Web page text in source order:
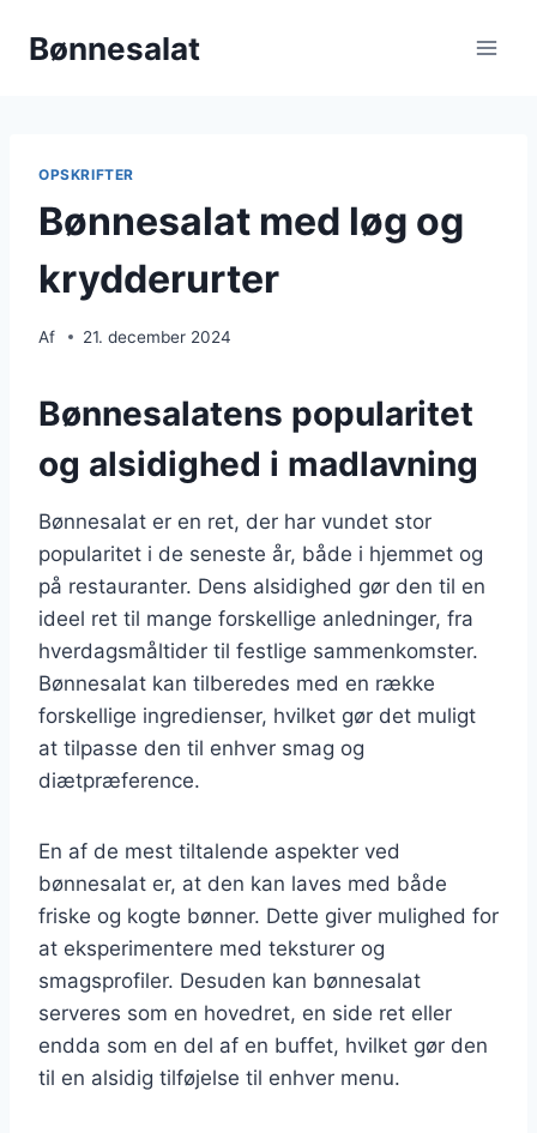
Bønnesalat
OPSKRIFTER
Bønnesalat med løg og
krydderurter
Af 21. december 2024
Bønnesalatens popularitet
og alsidighed i madlavning
Bønnesalat er en ret, der har vundet stor
popularitet i de seneste år, både i hjemmet og
på restauranter. Dens alsidighed gør den til en
ideel ret til mange forskellige anledninger, fra
hverdagsmåltider til festlige sammenkomster.
Bønnesalat kan tilberedes med en række
forskellige ingredienser, hvilket gør det muligt
at tilpasse den til enhver smag og
diætpræference.
En af de mest tiltalende aspekter ved
bønnesalat er, at den kan laves med både
friske og kogte bønner. Dette giver mulighed for
at eksperimentere med teksturer og
smagsprofiler. Desuden kan bønnesalat
serveres som en hovedret, en side ret eller
endda som en del af en buffet, hvilket gør den
til en alsidig tilføjelse til enhver menu.